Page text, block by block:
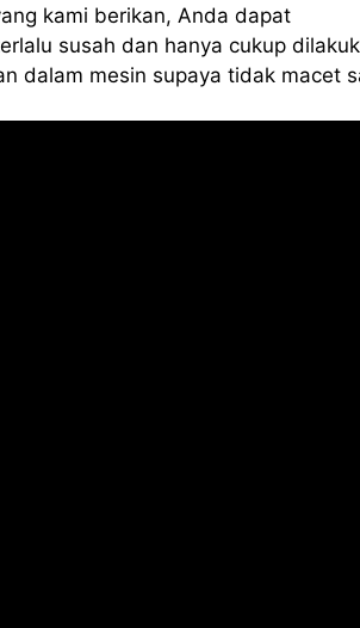
kami berikan, Anda dapat
susah dan hanya cukup
dalam mesin supaya tidak macet